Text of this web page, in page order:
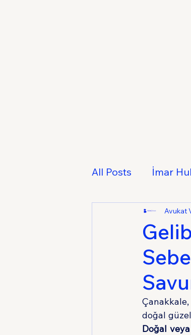
All Posts İmar
Fikri ve Sınai
Medeni Usul
Avukat
Doğal